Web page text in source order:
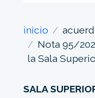
inicio
Nota 95/
la Sala
SALA